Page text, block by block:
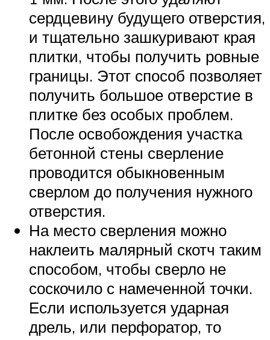
сердцевину будущего отверстия,
и тщательно зашкуривают края
плитки, чтобы получить ровные
границы. Этот способ позволяет
получить большое отверстие в
плитке без особых проблем.
После освобождения участка
бетонной стены сверление
проводится обыкновенным
сверлом до получения нужного
отверстия.
На место сверления можно
наклеить малярный скотч таким
способом, чтобы сверло не
соскочило с намеченной точки.
Если используется ударная
дрель, или перфоратор, то